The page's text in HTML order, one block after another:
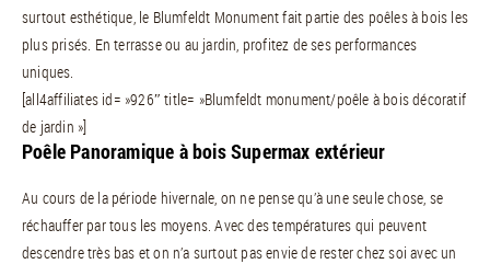
surtout esthétique, le Blumfeldt Monument fait partie des poêles à bois les
plus prisés. En terrasse ou au jardin, profitez de ses performances
uniques.
[all4affiliates id= »926″ title= »Blumfeldt monument/poêle à bois décoratif
de jardin »]
Poêle Panoramique à bois Supermax extérieur
Au cours de la période hivernale, on ne pense qu’à une seule chose, se
réchauffer par tous les moyens. Avec des températures qui peuvent
descendre très bas et on n’a surtout pas envie de rester chez soi avec un